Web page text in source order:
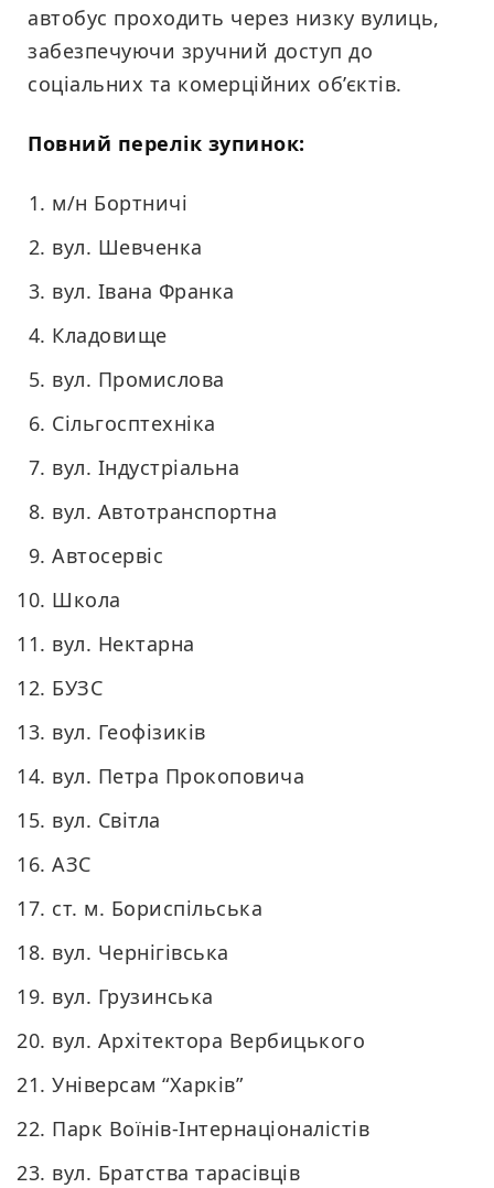
автобус проходить через низку вулиць,
забезпечуючи зручний доступ до
соціальних та комерційних об’єктів.
Повний перелік зупинок:
м/н Бортничі
вул. Шевченка
вул. Івана Франка
Кладовище
вул. Промислова
Сільгосптехніка
вул. Індустріальна
вул. Автотранспортна
Автосервіс
Школа
вул. Нектарна
БУЗС
вул. Геофізиків
вул. Петра Прокоповича
вул. Світла
АЗС
ст. м. Бориспільська
вул. Чернігівська
вул. Грузинська
вул. Архітектора Вербицького
Універсам “Харків”
Парк Воїнів-Інтернаціоналістів
вул. Братства тарасівців